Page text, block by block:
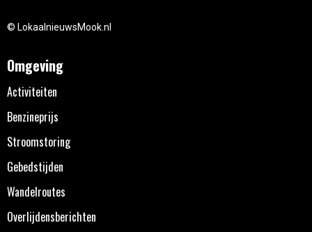
© LokaalnieuwsMook.nl
Omgeving
Activiteiten
Benzineprijs
Stroomstoring
Gebedstijden
Wandelroutes
Overlijdensberichten